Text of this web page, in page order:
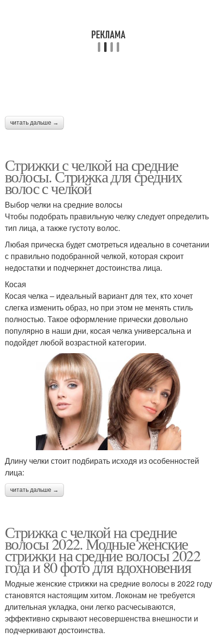
читать дальше →
Стрижки с челкой на средние
волосы. Стрижка для средних
волос с челкой
Выбор челки на средние волосы
Чтобы подобрать правильную челку следует определить
тип лица, а также густоту волос.
Любая прическа будет смотреться идеально в сочетании
с правильно подобранной челкой, которая скроит
недостатки и подчеркнет достоинства лица.
Косая
Косая челка – идеальный вариант для тех, кто хочет
слегка изменить образ, но при этом не менять стиль
полностью. Такое оформление прически довольно
популярно в наши дни, косая челка универсальна и
подойдет любой возрастной категории.
Длину челки стоит подбирать исходя из особенностей
лица:
читать дальше →
Стрижка с челкой на средние
волосы 2022. Модные женские
стрижки на средние волосы 2022
года и 80 фото для вдохновения
Модные женские стрижки на средние волосы в 2022 году
становятся настоящим хитом. Локонам не требуется
длительная укладка, они легко расчесываются,
эффективно скрывают несовершенства внешности и
подчеркивают достоинства.